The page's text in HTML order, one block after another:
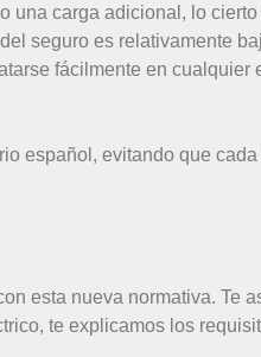
una carga adicional, lo
seguro es relativamente
fácilmente en cualquier
español, evitando que
esta nueva normativa. Te
te explicamos los